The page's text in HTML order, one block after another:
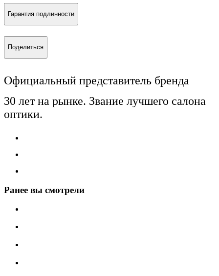
Гарантия подлинности
Поделиться
Официальный представитель бренда
30 лет на рынке. Звание лучшего салона
оптики.
Ранее вы смотрели